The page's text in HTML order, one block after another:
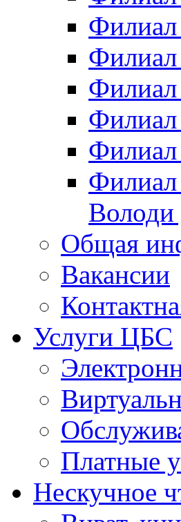
Филиал
Филиал
Общая
Вакансии
Услуги ЦБС
Платные
Нескучное